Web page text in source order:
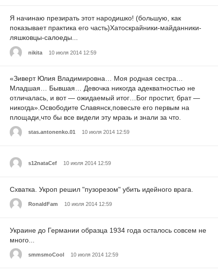
Я начинаю презирать этот народишко! (большую, как
показывает практика его часть)Хатоскрайники-майданники-
ляшковцы-салоеды...
nikita 10 июля 2014 12:59
«Зиверт Юлия Владимировна… Моя родная сестра…
Младшая… Бывшая… Девочка никогда адекватностью не
отличалась, и вот — ожидаемый итог…Бог простит, брат —
никогда».Освободите Славянск,повесьте его первым на
площади,что бы все видели эту мразь и знали за что.
stas.antonenko.01 10 июля 2014 12:59
s12nataCef 10 июля 2014 12:59
Схватка. Укроп решил "пузорезом" убить идейного врага.
RonaldFam 10 июля 2014 12:59
Украине до Германии образца 1934 года осталось совсем не
много...
smmsmoCool 10 июля 2014 12:59